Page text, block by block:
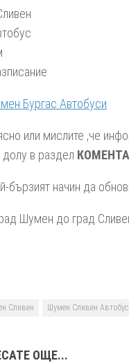
Бургас Автобуси
или мислите ,че
в раздел
начин да
Шумен до град
Сливен Шумен Сливен Автобус
ОЩЕ...